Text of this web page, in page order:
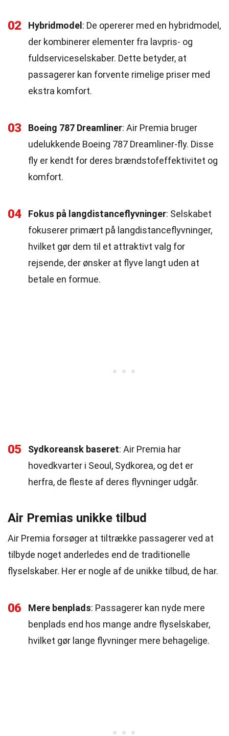
02 Hybridmodel : De opererer med en hybridmodel,
der kombinerer elementer fra lavpris- og
fuldserviceselskaber. Dette betyder, at
passagerer kan forvente rimelige priser med
ekstra komfort.
03 Boeing 787 Dreamliner: Air Premia bruger
udelukkende Boeing 787 Dreamliner-fly. Disse
fly er kendt for deres brændstofeffektivitet og
komfort.
04 Fokus på langdistanceflyvninger: Selskabet
fokuserer primært på langdistanceflyvninger,
hvilket gør dem til et attraktivt valg for
rejsende, der ønsker at flyve langt uden at
betale en formue.
05 Sydkoreansk baseret: Air Premia har
hovedkvarter i Seoul, Sydkorea, og det er
herfra, de fleste af deres flyvninger udgår.
Air Premias unikke tilbud
Air Premia forsøger at tiltrække passagerer ved at
tilbyde noget anderledes end de traditionelle
flyselskaber. Her er nogle af de unikke tilbud, de har.
06 Mere benplads: Passagerer kan nyde mere
benplads end hos mange andre flyselskaber,
hvilket gør lange flyvninger mere behagelige.